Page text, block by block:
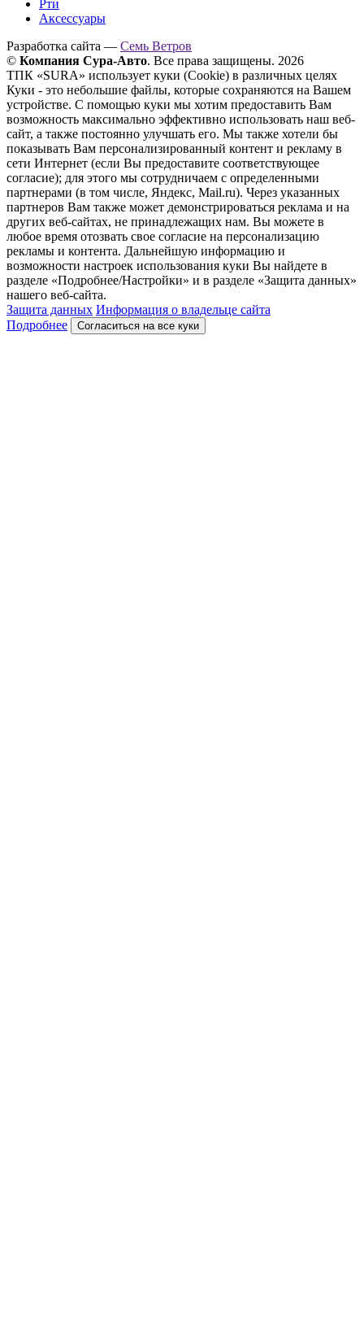
Рти
Аксессуары
Разработка сайта — Семь Ветров
© Компания Сура-Авто. Все права защищены. 2026
ТПК «SURA» использует куки (Cookie) в различных целях
Куки - это небольшие файлы, которые сохраняются на Вашем
устройстве. С помощью куки мы хотим предоставить Вам
возможность максимально эффективно использовать наш веб-
сайт, а также постоянно улучшать его. Мы также хотели бы
показывать Вам персонализированный контент и рекламу в
сети Интернет (если Вы предоставите соответствующее
согласие); для этого мы сотрудничаем с определенными
партнерами (в том числе, Яндекс, Mail.ru). Через указанных
партнеров Вам также может демонстрироваться реклама и на
других веб-сайтах, не принадлежащих нам. Вы можете в
любое время отозвать свое согласие на персонализацию
рекламы и контента. Дальнейшую информацию и
возможности настроек использования куки Вы найдете в
разделе «Подробнее/Настройки» и в разделе «Защита данных»
нашего веб-сайта.
Защита данных Информация о владельце сайта
Подробнее
Согласиться на все куки